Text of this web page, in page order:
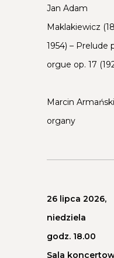
Jan Adam
Maklakiewicz
1954) – Prelude
orgue op. 17
Marcin
organy
26 lipca 2026,
niedziela
godz. 18.00
Sala